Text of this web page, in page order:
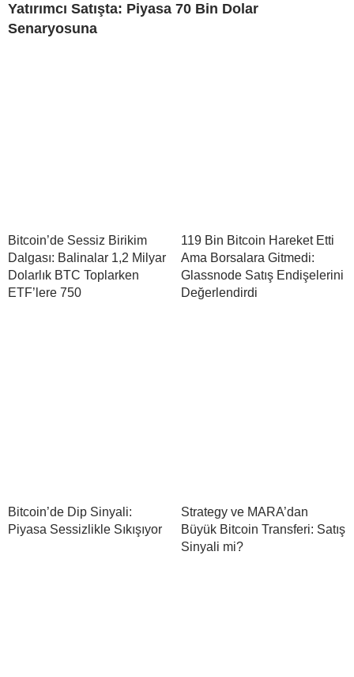
Yatırımcı Satışta: Piyasa 70 Bin Dolar
Senaryosuna
Bitcoin’de Sessiz Birikim
Dalgası: Balinalar 1,2 Milyar
Dolarlık BTC Toplarken
ETF’lere 750
119 Bin Bitcoin Hareket Etti
Ama Borsalara Gitmedi:
Glassnode Satış Endişelerini
Değerlendirdi
Bitcoin’de Dip Sinyali:
Piyasa Sessizlikle Sıkışıyor
Strategy ve MARA’dan
Büyük Bitcoin Transferi: Satış
Sinyali mi?